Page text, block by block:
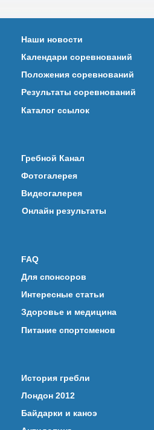
Наши новости
Календари соревнований
Положения соревнований
Результаты соревнований
Каталог ссылок
Гребной Канал
Фотогалерея
Видеогалерея
Онлайн результаты
FAQ
Для спонсоров
Интересные статьи
Здоровье и медицина
Питание спортсменов
История гребли
Лондон 2012
Байдарки и каноэ